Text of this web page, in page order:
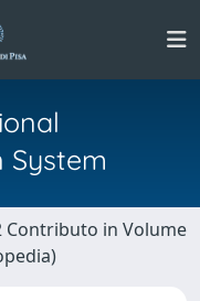
System
Contributo in Volume